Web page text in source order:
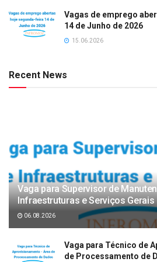
Vagas de emprego
14 de Junho de 2026
15.06.2026
Recent News
Vaga para Supervisor de
Infraestruturas e Serviços Gerais
06.08.2026
Vaga para Técnico de
de Processamento de